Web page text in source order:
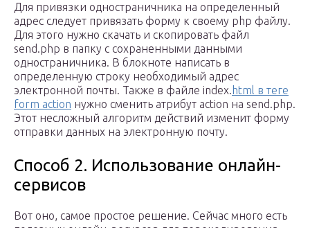
Для привязки одностраничника на определенный
адрес следует привязать форму к своему php файлу.
Для этого нужно скачать и скопировать файл
send.php в папку с сохраненными данными
одностраничника. В блокноте написать в
определенную строку необходимый адрес
электронной почты. Также в файле index. html в теге
form action нужно сменить атрибут action на send.php.
Этот несложный алгоритм действий изменит форму
отправки данных на электронную почту.
Способ 2. Использование онлайн-
сервисов
Вот оно, самое простое решение. Сейчас много есть